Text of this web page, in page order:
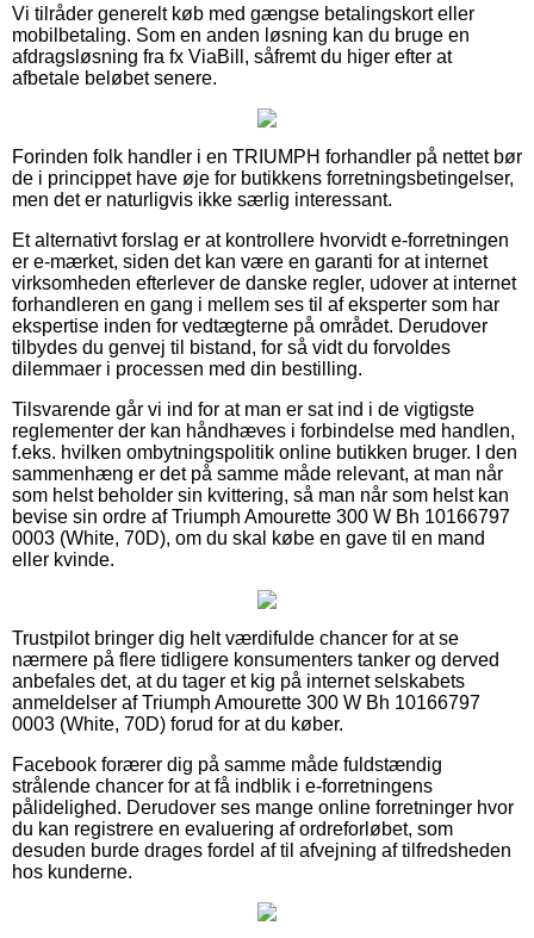
Vi tilråder generelt køb med gængse betalingskort eller
mobilbetaling. Som en anden løsning kan du bruge en
afdragsløsning fra fx ViaBill, såfremt du higer efter at
afbetale beløbet senere.
Forinden folk handler i en TRIUMPH forhandler på nettet bør
de i princippet have øje for butikkens forretningsbetingelser,
men det er naturligvis ikke særlig interessant.
Et alternativt forslag er at kontrollere hvorvidt e-forretningen
er e-mærket, siden det kan være en garanti for at internet
virksomheden efterlever de danske regler, udover at internet
forhandleren en gang i mellem ses til af eksperter som har
ekspertise inden for vedtægterne på området. Derudover
tilbydes du genvej til bistand, for så vidt du forvoldes
dilemmaer i processen med din bestilling.
Tilsvarende går vi ind for at man er sat ind i de vigtigste
reglementer der kan håndhæves i forbindelse med handlen,
f.eks. hvilken ombytningspolitik online butikken bruger. I den
sammenhæng er det på samme måde relevant, at man når
som helst beholder sin kvittering, så man når som helst kan
bevise sin ordre af Triumph Amourette 300 W Bh 10166797
0003 (White, 70D), om du skal købe en gave til en mand
eller kvinde.
Trustpilot bringer dig helt værdifulde chancer for at se
nærmere på flere tidligere konsumenters tanker og derved
anbefales det, at du tager et kig på internet selskabets
anmeldelser af Triumph Amourette 300 W Bh 10166797
0003 (White, 70D) forud for at du køber.
Facebook forærer dig på samme måde fuldstændig
strålende chancer for at få indblik i e-forretningens
pålidelighed. Derudover ses mange online forretninger hvor
du kan registrere en evaluering af ordreforløbet, som
desuden burde drages fordel af til afvejning af tilfredsheden
hos kunderne.